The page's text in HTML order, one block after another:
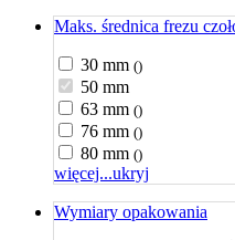
Maks. średnica frezu
30 mm ()
50 mm
63 mm ()
76 mm ()
80 mm ()
więcej...ukryj
Wymiary opakowania